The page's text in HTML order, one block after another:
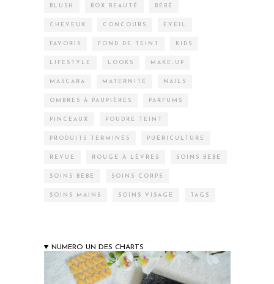
BLUSH BOX BEAUTÉ BÉBÉ
CHEVEUX CONCOURS EVEIL
FAVORIS FOND DE TEINT KIDS
LIFESTYLE LOOKS MAKE-UP
MASCARA MATERNITÉ NAILS
OMBRES À PAUPIÈRES PARFUMS
PINCEAUX POUDRE TEINT
PRODUITS TERMINÉS PUÉRICULTURE
REVUE ROUGE À LÈVRES SOINS BÉBÉ
SOINS BÉBÉ SOINS CORPS
SOINS MAINS SOINS VISAGE TAGS
NUMERO UN DES CHARTS